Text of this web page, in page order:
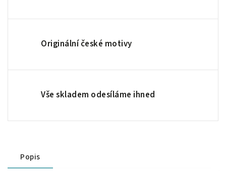
Originální české motivy
Vše skladem odesíláme ihned
Popis